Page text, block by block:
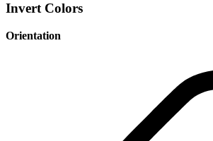
Invert Colors
Orientation